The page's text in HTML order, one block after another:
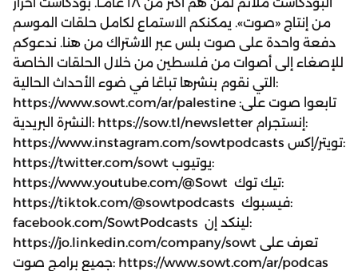
من إنتاج «صوت». يمكنكم الاستماع لكامل حلقات الموسم
دفعة واحدة على صوت بلس عبر الاشتراك من هنا. ندعوكم
للإصغاء إلى أصوات من فلسطين من خلال الحلقات الخاصة
التي نقوم بنشرها تباعًا في ضوء الأحداث الحالية:
https://www.sowt.com/ar/palestine تابعوا صوت على:
النشرة البريدية: https://sow.tl/newsletter إنستجرام:
https://www.instagram.com/sowtpodcasts تويتر/إكس:
https://twitter.com/sowt يوتيوب:
https://www.youtube.com/@Sowt تيك توك:
https://tiktok.com/@sowtpodcasts فيسبوك:
facebook.com/SowtPodcasts لينكد إن:
https://jo.linkedin.com/company/sowt تعرف على
جميع برامج صوت: https://www.sowt.com/ar/podcas